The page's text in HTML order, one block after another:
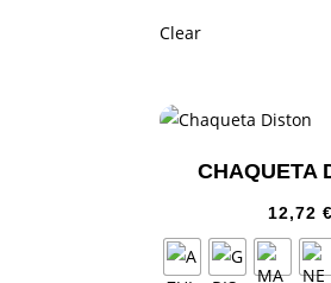
Clear
CHAQUETA
12,72€